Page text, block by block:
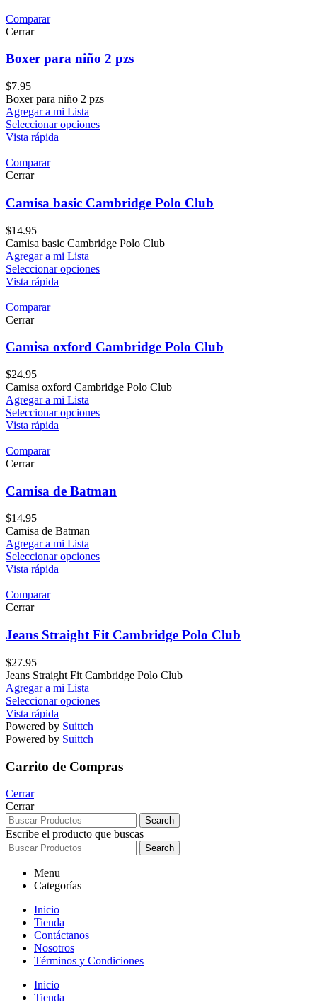
Comparar
Cerrar
Boxer para niño 2 pzs
$7.95
Boxer para niño 2 pzs
Agregar a mi Lista
Seleccionar opciones
Vista rápida
Comparar
Cerrar
Camisa basic Cambridge Polo Club
$14.95
Camisa basic Cambridge Polo Club
Agregar a mi Lista
Seleccionar opciones
Vista rápida
Comparar
Cerrar
Camisa oxford Cambridge Polo Club
$24.95
Camisa oxford Cambridge Polo Club
Agregar a mi Lista
Seleccionar opciones
Vista rápida
Comparar
Cerrar
Camisa de Batman
$14.95
Camisa de Batman
Agregar a mi Lista
Seleccionar opciones
Vista rápida
Comparar
Cerrar
Jeans Straight Fit Cambridge Polo Club
$27.95
Jeans Straight Fit Cambridge Polo Club
Agregar a mi Lista
Seleccionar opciones
Vista rápida
Powered by Suittch
Powered by Suittch
Carrito de Compras
Cerrar
Cerrar
Search
Escribe el producto que buscas
Search
Menu
Categorías
Inicio
Tienda
Contáctanos
Nosotros
Términos y Condiciones
Inicio
Tienda